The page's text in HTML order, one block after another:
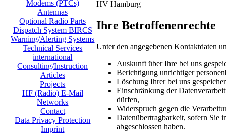
Modems (PTCs)
Antennas
Optional Radio Parts
Dispatch System BIRCS
Warning/Alerting Systems
Technical Services
international
Consulting/Instruction
Articles
Projects
HF (Radio) E-Mail
Networks
Contact
Data Privacy Protection
Imprint
HV Hamburg
Ihre Betroffenenrechte
Unter den angegebenen Kontaktdaten
Auskunft über Ihre bei uns
Berichtigung unrichtiger
Löschung Ihrer bei uns
Einschränkung der
dürfen,
Widerspruch gegen die
Datenübertragbarkeit, sofern Sie
abgeschlossen haben.